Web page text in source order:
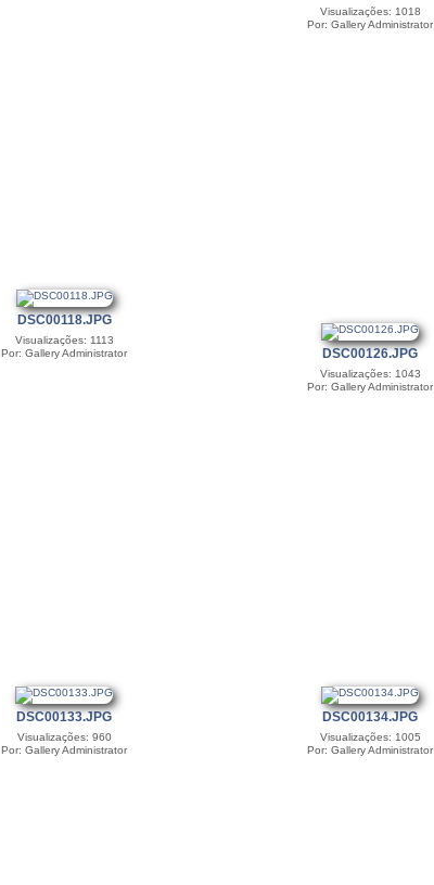
Visualizações: 1018
Por: Gallery Administrator
DSC00118.JPG
Visualizações: 1113
Por: Gallery Administrator
DSC00126.JPG
Visualizações: 1043
Por: Gallery Administrator
DSC00133.JPG
Visualizações: 960
Por: Gallery Administrator
DSC00134.JPG
Visualizações: 1005
Por: Gallery Administrator